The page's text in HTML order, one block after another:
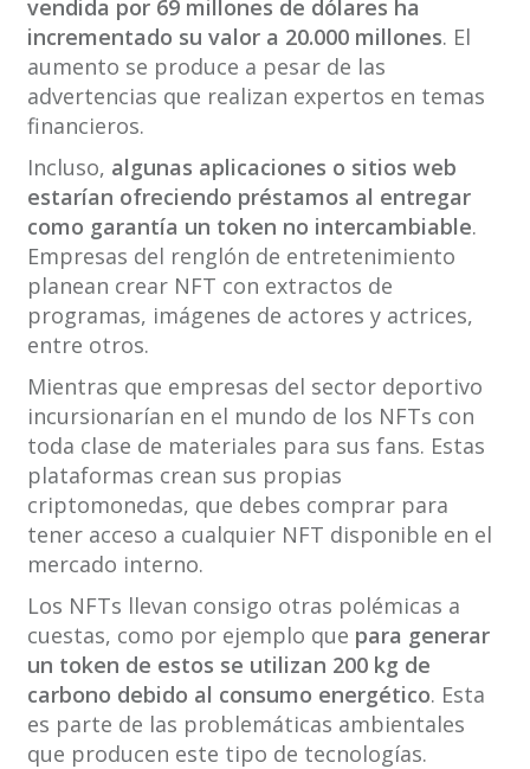
vendida por 69 millones de dólares ha
incrementado su valor a 20.000 millones. El
aumento se produce a pesar de las
advertencias que realizan expertos en temas
financieros.
Incluso, algunas aplicaciones o sitios web
estarían ofreciendo préstamos al entregar
como garantía un token no intercambiable.
Empresas del renglón de entretenimiento
planean crear NFT con extractos de
programas, imágenes de actores y actrices,
entre otros.
Mientras que empresas del sector deportivo
incursionarían en el mundo de los NFTs con
toda clase de materiales para sus fans. Estas
plataformas crean sus propias
criptomonedas, que debes comprar para
tener acceso a cualquier NFT disponible en el
mercado interno.
Los NFTs llevan consigo otras polémicas a
cuestas, como por ejemplo que para generar
un token de estos se utilizan 200 kg de
carbono debido al consumo energético. Esta
es parte de las problemáticas ambientales
que producen este tipo de tecnologías.